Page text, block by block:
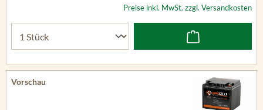
Preise inkl. MwSt. zzgl. Versandkosten